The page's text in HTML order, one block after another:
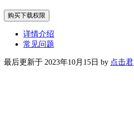
购买下载权限
详情介绍
常见问题
最后更新于 2023年10月15日 by 点击君